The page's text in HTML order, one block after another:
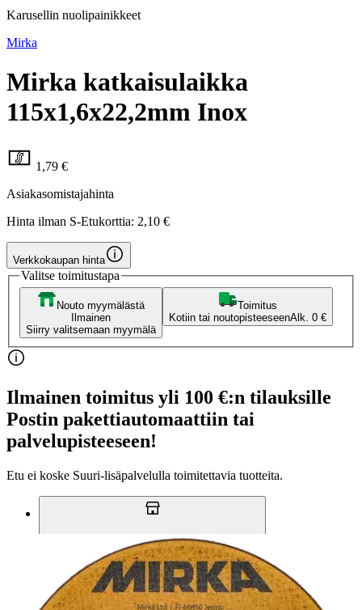
Karusellin nuolipainikkeet
Mirka
Mirka katkaisulaikka
115x1,6x22,2mm Inox
1,79 €
Asiakasomistajahinta
Hinta ilman S-Etukorttia: 2,10 €
Verkkokaupan hinta
Valitse toimitustapa
Nouto myymälästä
Ilmainen
Siirry valitsemaan myymälä
Toimitus
Kotiin tai noutopisteeseenAlk. 0 €
Ilmainen toimitus yli 100 €:n tilauksille
Postin pakettiautomaattiin tai
palvelupisteeseen!
Etu ei koske Suuri‑lisäpalvelulla toimitettavia tuotteita.
Tarkista myymäläsaatavuus